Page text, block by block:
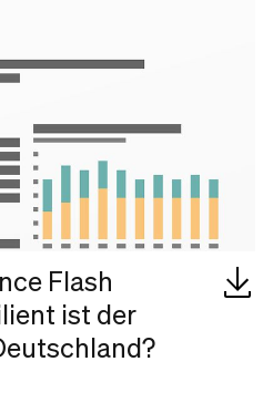
Flash
ist der